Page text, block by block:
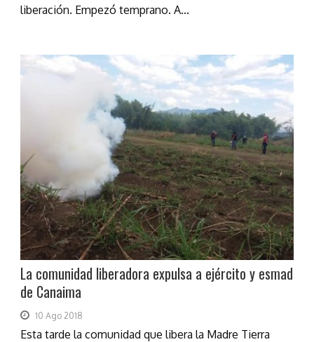
liberación. Empezó temprano. A...
La comunidad liberadora expulsa a ejército y esmad
de Canaima
10 Ago 2018
Esta tarde la comunidad que libera la Madre Tierra